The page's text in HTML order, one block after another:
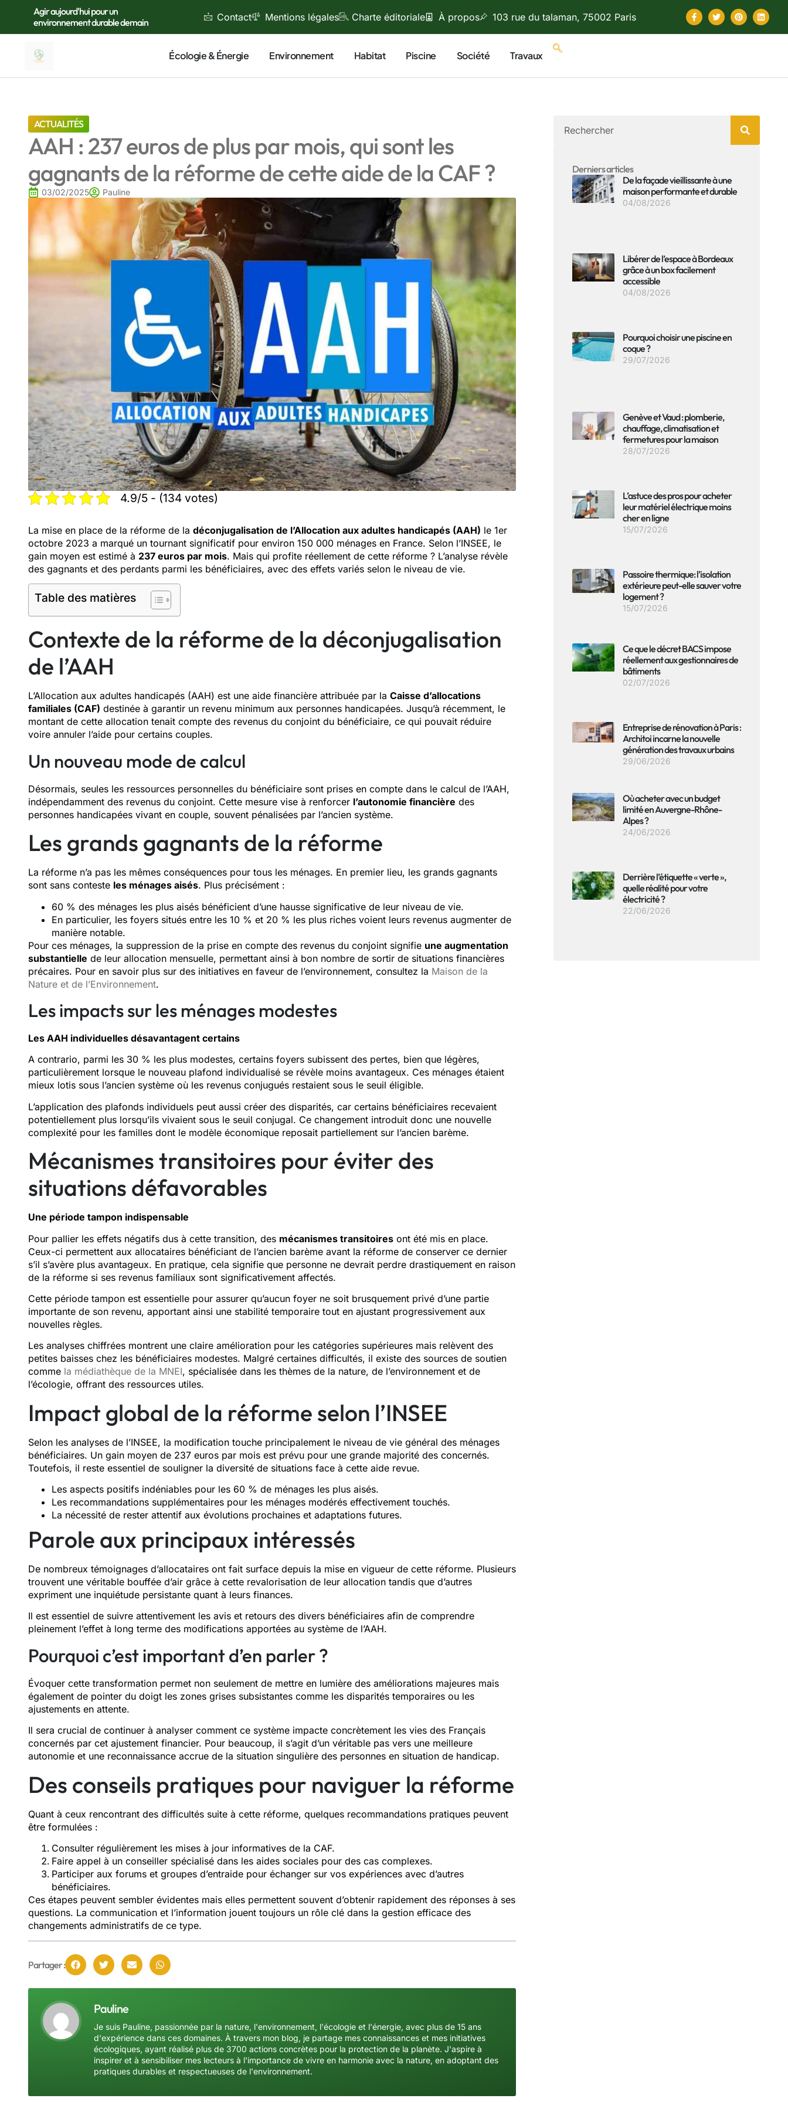
Agir aujourd'hui pour un
environnement durable demain
Contact Mentions légales Charte éditoriale À propos 103 rue du talaman, 75002 Paris
Écologie & Énergie Environnement Habitat Piscine Société Travaux
ACTUALITÉS
AAH : 237 euros de plus par mois, qui sont les
gagnants de la réforme de cette aide de la CAF ?
03/02/2025 Pauline
4.9/5 - (134 votes)
La mise en place de la réforme de la déconjugalisation de l’Allocation aux adultes handicapés (AAH) le 1er
octobre 2023 a marqué un tournant significatif pour environ 150 000 ménages en France. Selon l’INSEE, le
gain moyen est estimé à 237 euros par mois. Mais qui profite réellement de cette réforme ? L’analyse révèle
des gagnants et des perdants parmi les bénéficiaires, avec des effets variés selon le niveau de vie.
Table des matières
Contexte de la réforme de la déconjugalisation
de l’AAH
L’Allocation aux adultes handicapés (AAH) est une aide financière attribuée par la Caisse d’allocations
familiales (CAF) destinée à garantir un revenu minimum aux personnes handicapées. Jusqu’à récemment, le
montant de cette allocation tenait compte des revenus du conjoint du bénéficiaire, ce qui pouvait réduire
voire annuler l’aide pour certains couples.
Un nouveau mode de calcul
Désormais, seules les ressources personnelles du bénéficiaire sont prises en compte dans le calcul de l’AAH,
indépendamment des revenus du conjoint. Cette mesure vise à renforcer l’autonomie financière des
personnes handicapées vivant en couple, souvent pénalisées par l’ancien système.
Les grands gagnants de la réforme
La réforme n’a pas les mêmes conséquences pour tous les ménages. En premier lieu, les grands gagnants
sont sans conteste les ménages aisés. Plus précisément :
60 % des ménages les plus aisés bénéficient d’une hausse significative de leur niveau de vie.
En particulier, les foyers situés entre les 10 % et 20 % les plus riches voient leurs revenus augmenter de
manière notable.
Pour ces ménages, la suppression de la prise en compte des revenus du conjoint signifie une augmentation
substantielle de leur allocation mensuelle, permettant ainsi à bon nombre de sortir de situations financières
précaires. Pour en savoir plus sur des initiatives en faveur de l’environnement, consultez la Maison de la
Nature et de l’Environnement.
Les impacts sur les ménages modestes
Les AAH individuelles désavantagent certains
A contrario, parmi les 30 % les plus modestes, certains foyers subissent des pertes, bien que légères,
particulièrement lorsque le nouveau plafond individualisé se révèle moins avantageux. Ces ménages étaient
mieux lotis sous l’ancien système où les revenus conjugués restaient sous le seuil éligible.
L’application des plafonds individuels peut aussi créer des disparités, car certains bénéficiaires recevaient
potentiellement plus lorsqu’ils vivaient sous le seuil conjugal. Ce changement introduit donc une nouvelle
complexité pour les familles dont le modèle économique reposait partiellement sur l’ancien barème.
Mécanismes transitoires pour éviter des
situations défavorables
Une période tampon indispensable
Pour pallier les effets négatifs dus à cette transition, des mécanismes transitoires ont été mis en place.
Ceux-ci permettent aux allocataires bénéficiant de l’ancien barème avant la réforme de conserver ce dernier
s’il s’avère plus avantageux. En pratique, cela signifie que personne ne devrait perdre drastiquement en raison
de la réforme si ses revenus familiaux sont significativement affectés.
Cette période tampon est essentielle pour assurer qu’aucun foyer ne soit brusquement privé d’une partie
importante de son revenu, apportant ainsi une stabilité temporaire tout en ajustant progressivement aux
nouvelles règles.
Les analyses chiffrées montrent une claire amélioration pour les catégories supérieures mais relèvent des
petites baisses chez les bénéficiaires modestes. Malgré certaines difficultés, il existe des sources de soutien
comme la médiathèque de la MNEI, spécialisée dans les thèmes de la nature, de l’environnement et de
l’écologie, offrant des ressources utiles.
Impact global de la réforme selon l’INSEE
Selon les analyses de l’INSEE, la modification touche principalement le niveau de vie général des ménages
bénéficiaires. Un gain moyen de 237 euros par mois est prévu pour une grande majorité des concernés.
Toutefois, il reste essentiel de souligner la diversité de situations face à cette aide revue.
Les aspects positifs indéniables pour les 60 % de ménages les plus aisés.
Les recommandations supplémentaires pour les ménages modérés effectivement touchés.
La nécessité de rester attentif aux évolutions prochaines et adaptations futures.
Parole aux principaux intéressés
De nombreux témoignages d’allocataires ont fait surface depuis la mise en vigueur de cette réforme. Plusieurs
trouvent une véritable bouffée d’air grâce à cette revalorisation de leur allocation tandis que d’autres
expriment une inquiétude persistante quant à leurs finances.
Il est essentiel de suivre attentivement les avis et retours des divers bénéficiaires afin de comprendre
pleinement l’effet à long terme des modifications apportées au système de l’AAH.
Pourquoi c’est important d’en parler ?
Évoquer cette transformation permet non seulement de mettre en lumière des améliorations majeures mais
également de pointer du doigt les zones grises subsistantes comme les disparités temporaires ou les
ajustements en attente.
Il sera crucial de continuer à analyser comment ce système impacte concrètement les vies des Français
concernés par cet ajustement financier. Pour beaucoup, il s’agit d’un véritable pas vers une meilleure
autonomie et une reconnaissance accrue de la situation singulière des personnes en situation de handicap.
Des conseils pratiques pour naviguer la réforme
Quant à ceux rencontrant des difficultés suite à cette réforme, quelques recommandations pratiques peuvent
être formulées :
Consulter régulièrement les mises à jour informatives de la CAF.
Faire appel à un conseiller spécialisé dans les aides sociales pour des cas complexes.
Participer aux forums et groupes d’entraide pour échanger sur vos expériences avec d’autres
bénéficiaires.
Ces étapes peuvent sembler évidentes mais elles permettent souvent d’obtenir rapidement des réponses à ses
questions. La communication et l’information jouent toujours un rôle clé dans la gestion efficace des
changements administratifs de ce type.
Partager :
Pauline
Je suis Pauline, passionnée par la nature, l'environnement, l'écologie et l'énergie, avec plus de 15 ans
d'expérience dans ces domaines. À travers mon blog, je partage mes connaissances et mes initiatives
écologiques, ayant réalisé plus de 3700 actions concrètes pour la protection de la planète. J'aspire à
inspirer et à sensibiliser mes lecteurs à l'importance de vivre en harmonie avec la nature, en adoptant des
pratiques durables et respectueuses de l'environnement.
Derniers articles
De la façade vieillissante à une
maison performante et durable
04/08/2026
Libérer de l’espace à Bordeaux
grâce à un box facilement
accessible
04/08/2026
Pourquoi choisir une piscine en
coque ?
29/07/2026
Genève et Vaud : plomberie,
chauffage, climatisation et
fermetures pour la maison
28/07/2026
L’astuce des pros pour acheter
leur matériel électrique moins
cher en ligne
15/07/2026
Passoire thermique: l’isolation
extérieure peut-elle sauver votre
logement ?
15/07/2026
Ce que le décret BACS impose
réellement aux gestionnaires de
bâtiments
02/07/2026
Entreprise de rénovation à Paris :
Architoi incarne la nouvelle
génération des travaux urbains
29/06/2026
Où acheter avec un budget
limité en Auvergne-Rhône-
Alpes ?
24/06/2026
Derrière l’étiquette « verte »,
quelle réalité pour votre
électricité ?
22/06/2026